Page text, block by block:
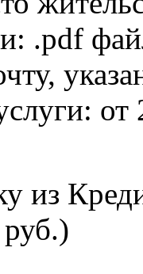
.pdf
от
из